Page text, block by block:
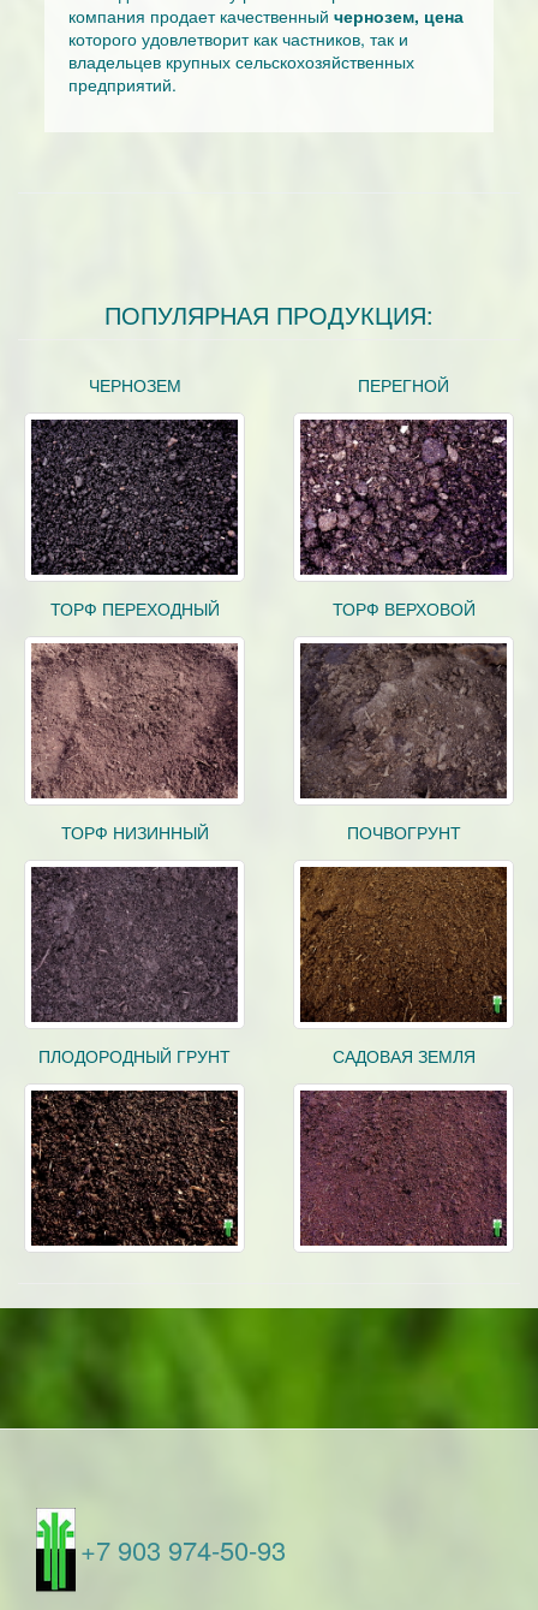
компания продает качественныйчернозем, цена
которого удовлетворит как частников, так и
владельцев крупных сельскохозяйственных
предприятий.
ПОПУЛЯРНАЯ ПРОДУКЦИЯ:
ЧЕРНОЗЕМ ПЕРЕГНОЙ
ТОРФ ПЕРЕХОДНЫЙ ТОРФ ВЕРХОВОЙ
ТОРФ НИЗИННЫЙ ПОЧВОГРУНТ
ПЛОДОРОДНЫЙ ГРУНТ САДОВАЯ ЗЕМЛЯ
+7 903 974-50-93